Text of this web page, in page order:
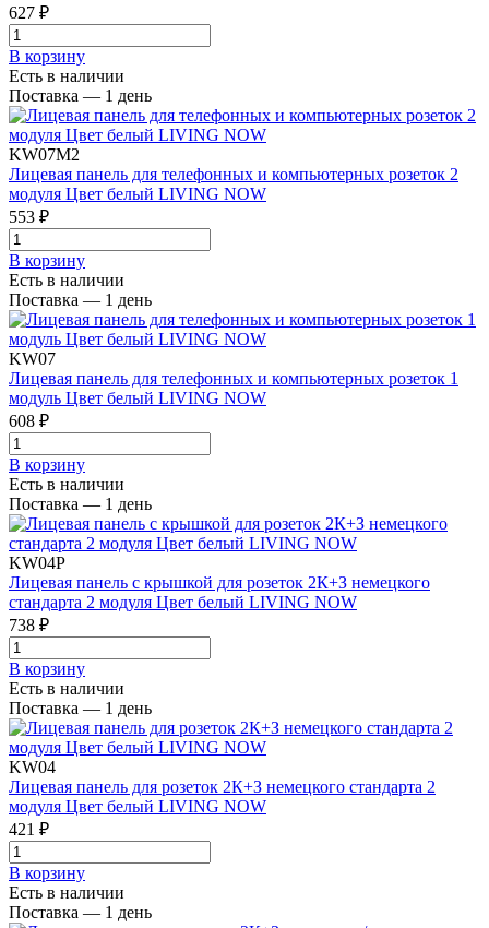
627 ₽
В корзинy
Есть в наличии
Поставка — 1 день
KW07M2
Лицевая панель для телефонных и компьютерных розеток 2
модуля Цвет белый LIVING NOW
553 ₽
В корзинy
Есть в наличии
Поставка — 1 день
KW07
Лицевая панель для телефонных и компьютерных розеток 1
модуль Цвет белый LIVING NOW
608 ₽
В корзинy
Есть в наличии
Поставка — 1 день
KW04P
Лицевая панель с крышкой для розеток 2К+З немецкого
стандарта 2 модуля Цвет белый LIVING NOW
738 ₽
В корзинy
Есть в наличии
Поставка — 1 день
KW04
Лицевая панель для розеток 2К+З немецкого стандарта 2
модуля Цвет белый LIVING NOW
421 ₽
В корзинy
Есть в наличии
Поставка — 1 день